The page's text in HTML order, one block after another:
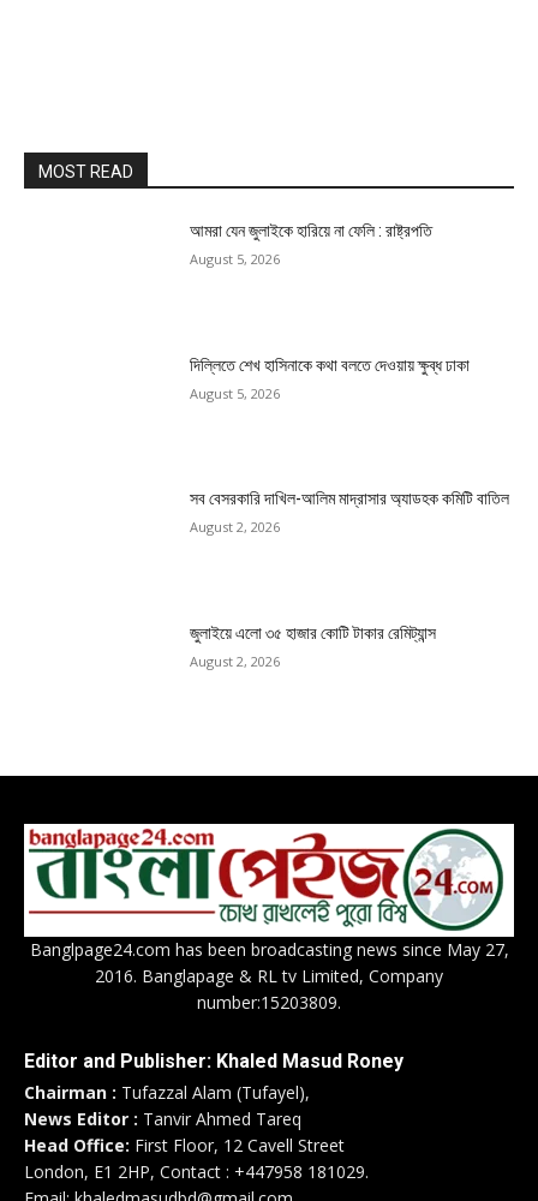
MOST READ
আমরা যেন জুলাইকে হারিয়ে না ফেলি : রাষ্ট্রপতি
August 5, 2026
দিল্লিতে শেখ হাসিনাকে কথা বলতে দেওয়ায় ক্ষুব্ধ ঢাকা
August 5, 2026
সব বেসরকারি দাখিল-আলিম মাদ্রাসার অ্যাডহক কমিটি বাতিল
August 2, 2026
জুলাইয়ে এলো ৩৫ হাজার কোটি টাকার রেমিট্যান্স
August 2, 2026
Banglpage24.com has been broadcasting news since May 27,
2016. Banglapage & RL tv Limited, Company
number:15203809.
Editor and Publisher: Khaled Masud Roney
Chairman : Tufazzal Alam (Tufayel),
News Editor : Tanvir Ahmed Tareq
Head Office: First Floor, 12 Cavell Street
London, E1 2HP, Contact : +447958 181029.